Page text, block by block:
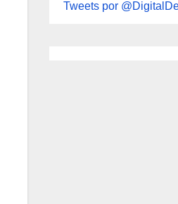
Tweets por